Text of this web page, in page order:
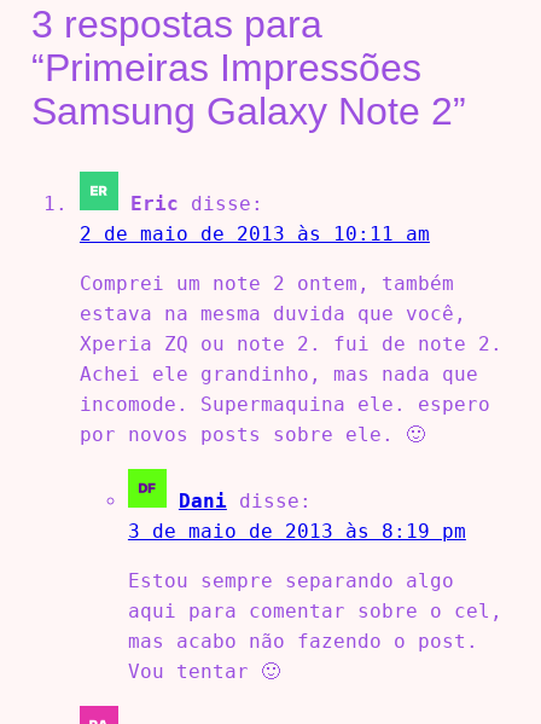
3 respostas para
“Primeiras Impressões
Samsung Galaxy Note 2”
Eric
disse:
2 de maio de 2013 às 10:11 am
Comprei um note 2 ontem, também
estava na mesma duvida que você,
Xperia ZQ ou note 2. fui de note 2.
Achei ele grandinho, mas nada que
incomode. Supermaquina ele. espero
por novos posts sobre ele. 🙂
Dani disse:
3 de maio de 2013 às 8:19 pm
Estou sempre separando algo
aqui para comentar sobre o cel,
mas acabo não fazendo o post.
Vou tentar 🙂